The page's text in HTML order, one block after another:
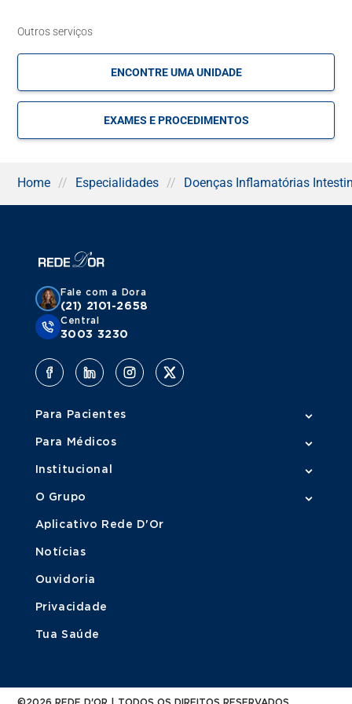
Outros serviços
ENCONTRE UMA UNIDADE
EXAMES E PROCEDIMENTOS
Home // Especialidades // Doenças Inflamatórias
Fale com a Dora
(21) 2101-2658
Central
3003 3230
Para Pacientes
Para Médicos
Institucional
O Grupo
Aplicativo Rede D'Or
Notícias
Ouvidoria
Privacidade
Tua Saúde